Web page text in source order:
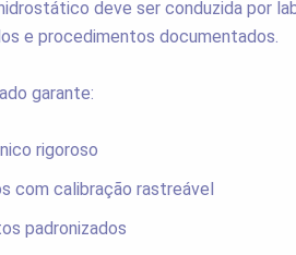
deve ser conduzida por
e procedimentos documentados.
garante:
rigoroso
com calibração rastreável
padronizados